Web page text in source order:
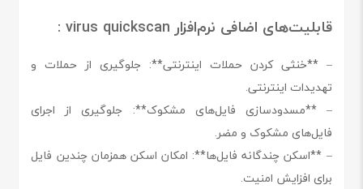
قابلیت‌های اضافی نرم‌افزار virus quickscan :
– **خنثی کردن حملات اینترنتی**: جلوگیری از حملات و
تهدیدات اینترنتی.
– **مسدودسازی فایل‌های مشکوک**: جلوگیری از اجرای
فایل‌های مشکوک و مضر.
– **اسکن چندگانه فایل‌ها**: امکان اسکن همزمان چندین فایل
برای افزایش امنیت.